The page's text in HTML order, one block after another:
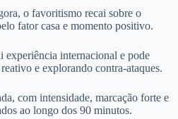
o favoritismo recai sobre o
fator casa e momento positivo.
internacional e pode
e explorando contra-ataques.
com intensidade, marcação forte e
ao longo dos 90 minutos.